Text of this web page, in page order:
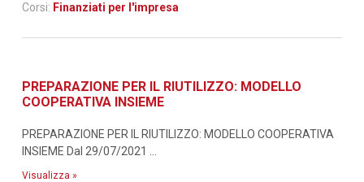
Corsi: Finanziati per l'impresa
PREPARAZIONE PER IL RIUTILIZZO: MODELLO
COOPERATIVA INSIEME
PREPARAZIONE PER IL RIUTILIZZO: MODELLO COOPERATIVA
INSIEME Dal 29/07/2021 ...
Visualizza »